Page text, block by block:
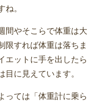
ね。
間やそこらで体重は大
限すれば体重は落ちま
エットに手を出したら
目に見えています。
っては「体重計に乗ら